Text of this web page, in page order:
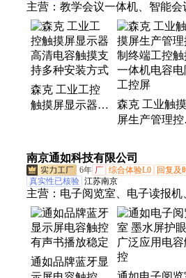
主营： 教学会议一体机、智能
机、LED全彩屏、触摸显示屏
屏、LED拼接屏、壁挂广告机
告机、纳米智慧黑板、人脸识
号机、自助借还书机、触控一
摸查询一体机、会议一体机、工
书柜、测温机器人、触摸一体机
森克 工业工控
触摸屏显示器高
森克 工业触摸
屏生产管理控
体机电容电阻
控屏
南京通如科技有限公司
6年 厂 综合体验L0 回复及
真实性已核验 江苏南京
主营： 电子阅览室、电子读报
屏、pdf电子图书馆、学习外语
统、学校教学一体机、数字图书
阅机
通如品牌蓝牙显